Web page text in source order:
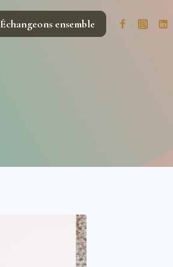
Échangeons ensemble